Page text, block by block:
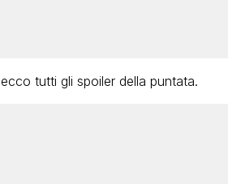
ecco tutti gli spoiler della puntata.